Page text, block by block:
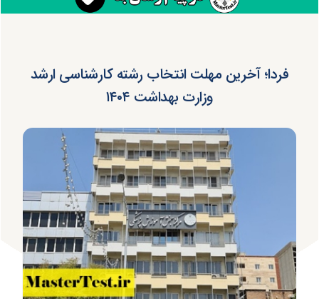
فردا؛ آخرین مهلت انتخاب رشته کارشناسی ارشد
وزارت بهداشت ۱۴۰۴